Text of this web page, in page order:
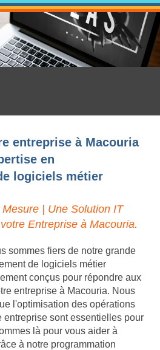
entreprise à Macouria
en
logiciels métier
| Une Solution IT
Entreprise à Macouria.
sommes fiers de notre grande
de logiciels métier
conçus pour répondre aux
entreprise à Macouria. Nous
l'optimisation des opérations
entreprise sont essentielles pour
là pour vous aider à
à notre programmation